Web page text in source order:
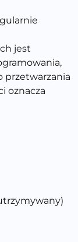
jest
przetwarzania
oznacza